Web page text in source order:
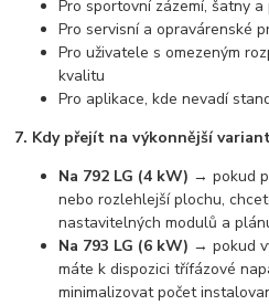
Pro sportovní zázemí, šatny
Pro servisní a opravárenské
Pro uživatele s omezeným
kvalitu
Pro aplikace, kde nevadí
7. Kdy přejít na výkonnější
Na 792 LG (4 kW) → pokud
nebo rozlehlejší plochu,
nastavitelných modulů a
Na 793 LG (6 kW) → pokud
máte k dispozici třífázové
minimalizovat počet